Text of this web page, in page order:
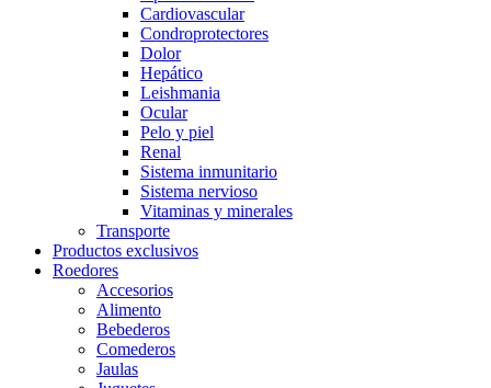
Cardiovascular
Condroprotectores
Dolor
Hepático
Leishmania
Ocular
Pelo y piel
Renal
Sistema inmunitario
Sistema nervioso
Vitaminas y minerales
Transporte
Productos exclusivos
Roedores
Accesorios
Alimento
Bebederos
Comederos
Jaulas